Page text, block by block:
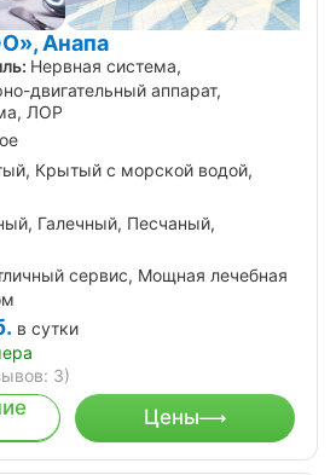
Анапа
Нервная система,
двигательный аппарат,
ЛОР
Крытый с морской водой,
Галечный, Песчаный,
сервис, Мощная лечебная
в сутки
3)
Цены